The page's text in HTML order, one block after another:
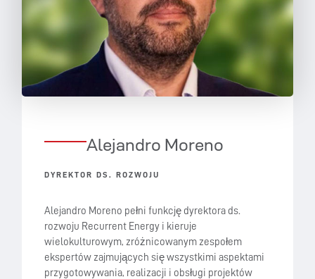
Alejandro Moreno
DYREKTOR DS. ROZWOJU
Alejandro Moreno pełni funkcję dyrektora ds.
rozwoju Recurrent Energy i kieruje
wielokulturowym, zróżnicowanym zespołem
ekspertów zajmujących się wszystkimi aspektami
przygotowywania, realizacji i obsługi projektów